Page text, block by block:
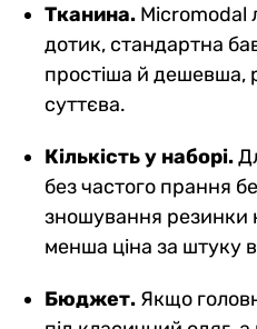
Тканина. Micromodal
дотик, стандартна
простіша й дешевша,
суттєва.
Кількість у наборі.
без частого прання
зношування резинки
менша ціна за штуку
Бюджет. Якщо